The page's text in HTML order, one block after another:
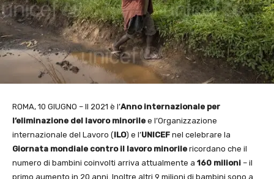
ROMA, 10 GIUGNO – Il 2021 è l’Anno internazionale per
l’eliminazione del lavoro minorile e l’Organizzazione
internazionale del Lavoro (ILO) e l’UNICEF nel celebrare la
Giornata mondiale contro il lavoro minorile ricordano che il
numero di bambini coinvolti arriva attualmente a 160 milioni – il
primo aumento in 20 anni. Inoltre altri 9 milioni di bambini sono a